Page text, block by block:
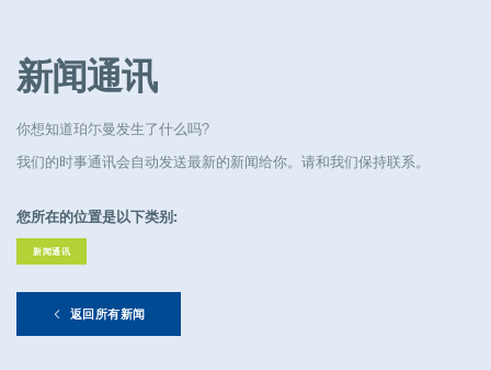
Popular
新闻通讯
你想知道珀尓曼发生了什么吗?
我们的时事通讯会自动发送最新的新闻给你。请和我们保持联系。
您所在的位置是以下类别:
新闻通讯
返回所有新闻